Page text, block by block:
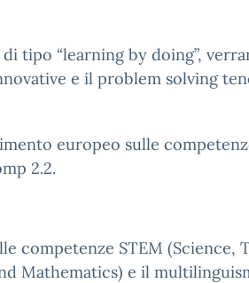
tipo “learning by doing”,
e il problem solving
europeo sulle
2.2.
competenze STEM (Science,
Mathematics) e il